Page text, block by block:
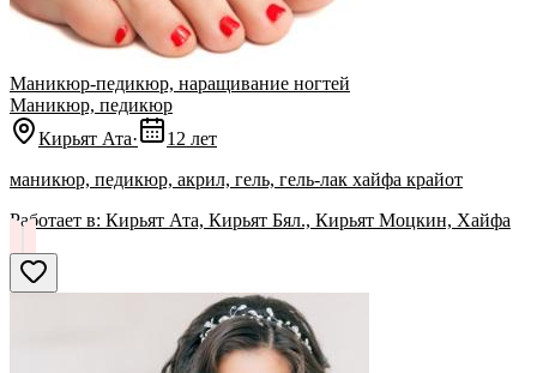
Маникюр-педикюр, наращивание ногтей
Маникюр, педикюр
Кирьят Ата·
12 лет
маникюр, педикюр, акрил, гель, гель-лак хайфа крайот
Работает в: Кирьят Ата, Кирьят Бял., Кирьят Моцкин, Хайфа